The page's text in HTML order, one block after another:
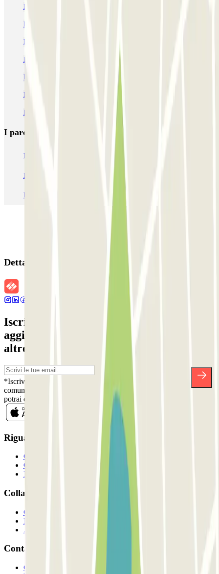
Parcheggi vicino alla Porta di Versailles
Parcheggi vicino al Champ de Mars
Parcheggio vicino Torre Eiffel economico
Parcheggio vicino alla Scuola Militare
Parcheggio vicino all'ospedale George Pompidou
Parcheggio vicino all'Hôpital Sainte Périne a Parigi
Parcheggi vicino ai Bateaux Parisiens
I parcheggi
Parcheggio Venezia Parcheggio Piazzale Roma Venezia
Parcheggio Roma Parcheggio Milano
Parcheggio Malpensa Terminal 1
Dettagli della prenotazione
Iscriviti alla nostra Newsletter e rimani
aggiornato su sconti, concorsi e tante
altre sorprese.
*Iscrivendoti, accetti la nostra Informativa sulla Privacy per ricevere
comunicazioni commerciali da Parclick. Senza alcun impegno,
potrai disiscriverti quando vuoi direttamente dalla stessa newsletter.
Riguardo a Parclcik
Chi siamo
Come funziona?
I Nostri Parcheggi
Collaboriamo?
Collaboratori
Proprietari di parcheggio
Affiliati
Contatto
Contattaci